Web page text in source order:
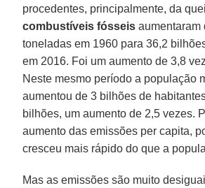
procedentes, principalmente, da
combustíveis fósseis aumentaram
toneladas em 1960 para 36,2
em 2016. Foi um aumento de 3,8
Neste mesmo período a população
aumentou de 3 bilhões de
bilhões, um aumento de 2,5 vezes.
aumento das emissões per capita,
cresceu mais rápido do que a
Mas as emissões são muito